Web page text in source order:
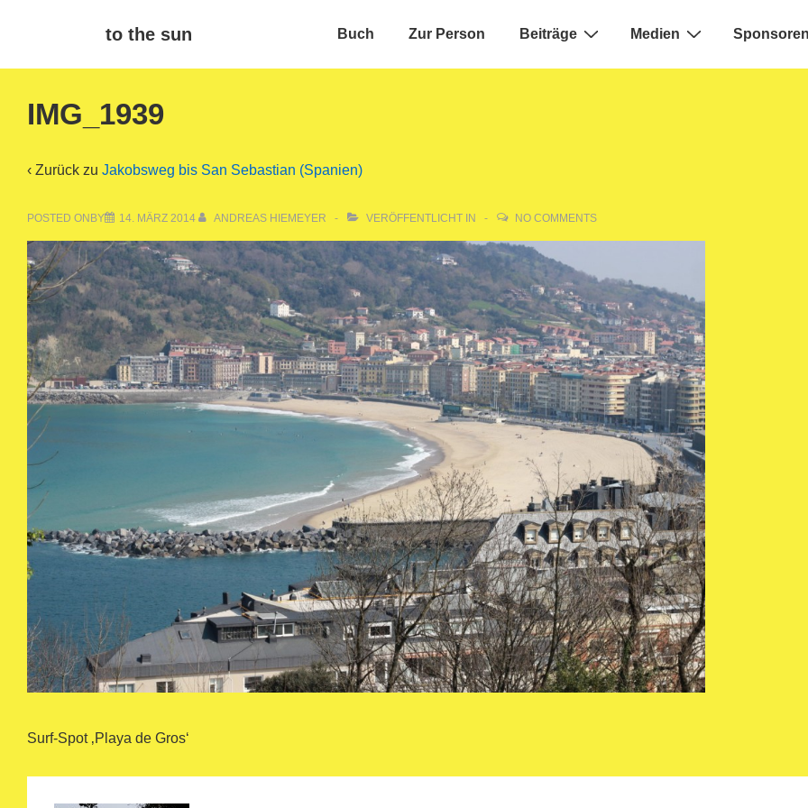
to the sun
Main
Buch Zur Person Beiträge Medien
IMG_1939
‹ Zurück zu Jakobsweg bis San Sebastian (Spanien)
POSTED ONBY 14. MÄRZ 2014 ANDREAS HIEMEYER VERÖFFENTLICHT IN NO COMMENTS
Surf-Spot ‚Playa de Gros‘